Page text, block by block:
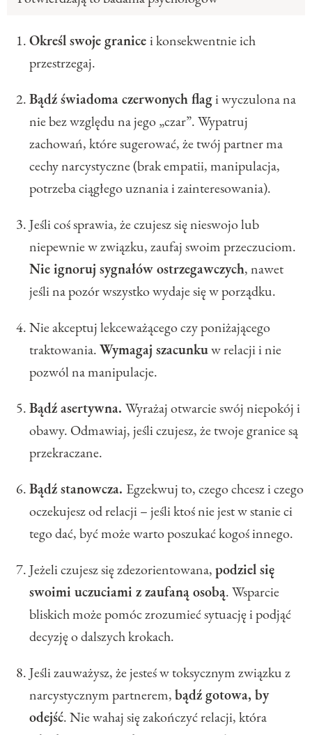
Określ swoje granicei konsekwentnie ich
przestrzegaj.
Bądź świadoma czerwonych flagi wyczulona na
nie bez względu na jego „czar”. Wypatruj
zachowań, które sugerować, że twój partner ma
cechy narcystyczne (brak empatii, manipulacja,
potrzeba ciągłego uznania i zainteresowania).
Jeśli coś sprawia, że czujesz się nieswojo lub
niepewnie w związku, zaufaj swoim przeczuciom.
Nie ignoruj sygnałów ostrzegawczych, nawet
jeśli na pozór wszystko wydaje się w porządku.
Nie akceptuj lekceważącego czy poniżającego
traktowania.Wymagaj szacunkuw relacji i nie
pozwól na manipulacje.
Bądź asertywna. Wyrażaj otwarcie swój niepokój i
obawy. Odmawiaj, jeśli czujesz, że twoje granice są
przekraczane.
Bądź stanowcza. Egzekwuj to, czego chcesz i czego
oczekujesz od relacji – jeśli ktoś nie jest w stanie ci
tego dać, być może warto poszukać kogoś innego.
Jeżeli czujesz się zdezorientowana,podziel się
swoimi uczuciami z zaufaną osobą. Wsparcie
bliskich może pomóc zrozumieć sytuację i podjąć
decyzję o dalszych krokach.
Jeśli zauważysz, że jesteś w toksycznym związku z
narcystycznym partnerem,bądź gotowa, by
odejść. Nie wahaj się zakończyć relacji, która